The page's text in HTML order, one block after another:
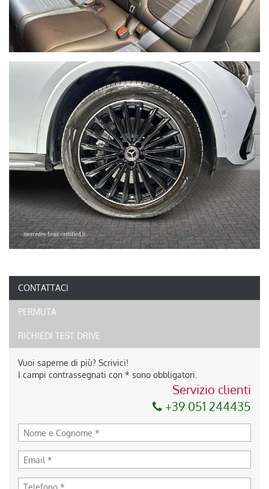
CONTATTACI
PERMUTA
RICHIEDI TEST DRIVE
Vuoi saperne di più? Scrivici!
I campi contrassegnati con * sono obbligatori.
Servizio clienti
+39 051 244435